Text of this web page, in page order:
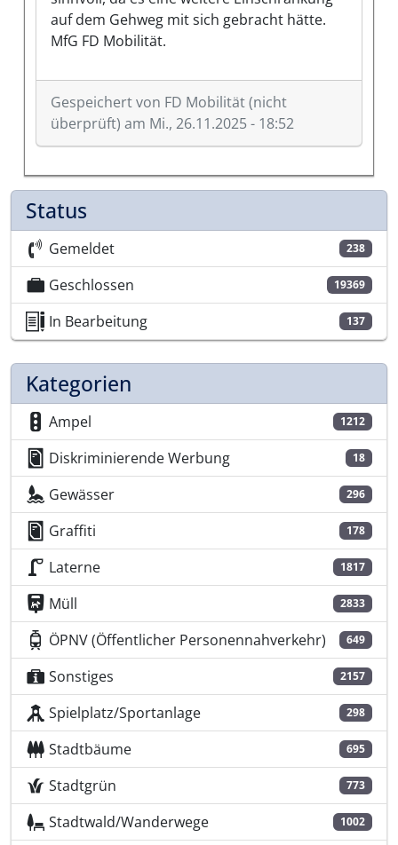
auf dem Gehweg mit sich gebracht hätte.
MfG FD Mobilität.
Gespeichert von FD Mobilität (nicht
überprüft) am Mi., 26.11.2025 - 18:52
Status
Gemeldet 238
Geschlossen 19369
In Bearbeitung 137
Kategorien
Ampel 1212
Diskriminierende Werbung 18
Gewässer 296
Graffiti 178
Laterne 1817
Müll 2833
ÖPNV (Öffentlicher Personennahverkehr) 649
Sonstiges 2157
Spielplatz/Sportanlage 298
Stadtbäume 695
Stadtgrün 773
Stadtwald/Wanderwege 1002